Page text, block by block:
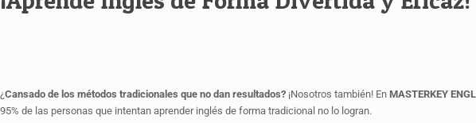
¿Cansado de los métodos tradicionales que no dan resultados? ¡Nosotros también! En MASTERKEY
95% de las personas que intentan aprender inglés de forma tradicional no lo logran.